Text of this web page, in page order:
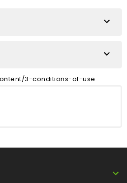


3-conditions-of-use
